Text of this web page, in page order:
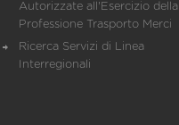
Autorizzate all'Esercizio della
Professione Trasporto Merci
Ricerca Servizi di Linea
Interregionali